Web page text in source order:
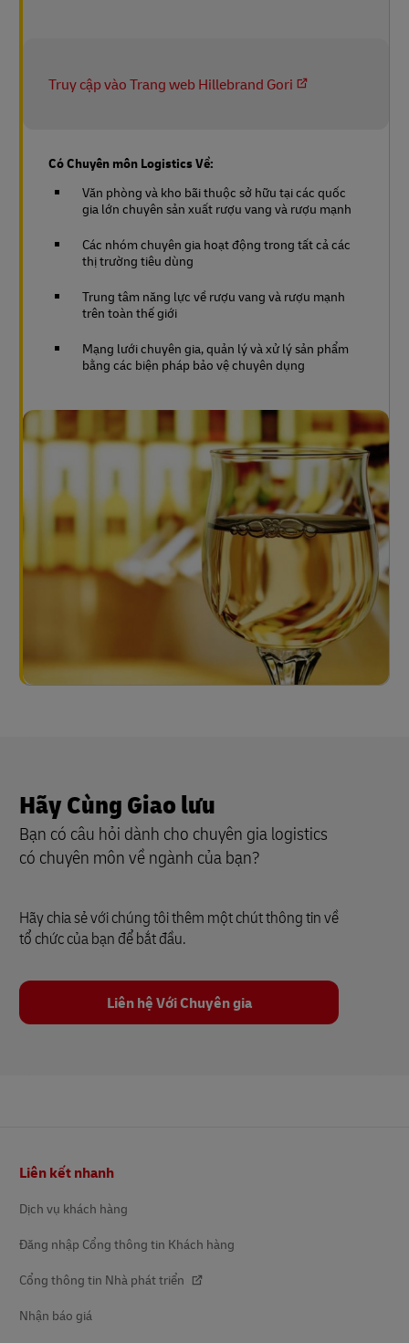
Truy cập vào Trang web Hillebrand Gori
Có Chuyên môn Logistics Về:
Văn phòng và kho bãi thuộc sở hữu tại các quốc
gia lớn chuyên sản xuất rượu vang và rượu mạnh
Các nhóm chuyên gia hoạt động trong tất cả các
thị trường tiêu dùng
Trung tâm năng lực về rượu vang và rượu mạnh
trên toàn thế giới
Mạng lưới chuyên gia, quản lý và xử lý sản phẩm
bằng các biện pháp bảo vệ chuyên dụng
Hãy Cùng Giao lưu
Bạn có câu hỏi dành cho chuyên gia logistics
có chuyên môn về ngành của bạn?
Hãy chia sẻ với chúng tôi thêm một chút thông tin về
tổ chức của bạn để bắt đầu.
Liên hệ Với Chuyên gia
trang
Liên kết nhanh
Dịch vụ khách hàng
Đăng nhập Cổng thông tin Khách hàng
Cổng thông tin Nhà phát triển
Nhận báo giá